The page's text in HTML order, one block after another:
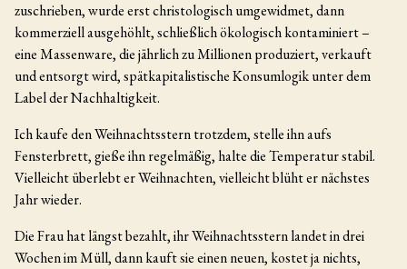
zuschrieben, wurde erst christologisch umgewidmet, dann
kommerziell ausgehöhlt, schließlich ökologisch kontaminiert –
eine Massenware, die jährlich zu Millionen produziert, verkauft
und entsorgt wird, spätkapitalistische Konsumlogik unter dem
Label der Nachhaltigkeit.
Ich kaufe den Weihnachtsstern trotzdem, stelle ihn aufs
Fensterbrett, gieße ihn regelmäßig, halte die Temperatur stabil.
Vielleicht überlebt er Weihnachten, vielleicht blüht er nächstes
Jahr wieder.
Die Frau hat längst bezahlt, ihr Weihnachtsstern landet in drei
Wochen im Müll, dann kauft sie einen neuen, kostet ja nichts,